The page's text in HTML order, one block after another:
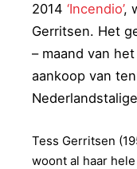
2014 ‘Incendio’,
Gerritsen. Het
– maand van
aankoop van
Tess Gerritsen
woont al haar